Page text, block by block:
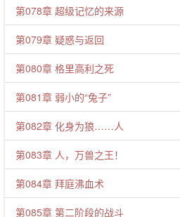
第078章 超级记忆的来源
第079章 疑惑与返回
第080章 格里高利之死
第081章 弱小的“兔子”
第082章 化身为狼……人
第083章 人，万兽之王！
第084章 拜庭沸血术
第085章 第二阶段的战斗